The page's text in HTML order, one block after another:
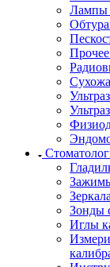
Лампы
Зонды
Иглы